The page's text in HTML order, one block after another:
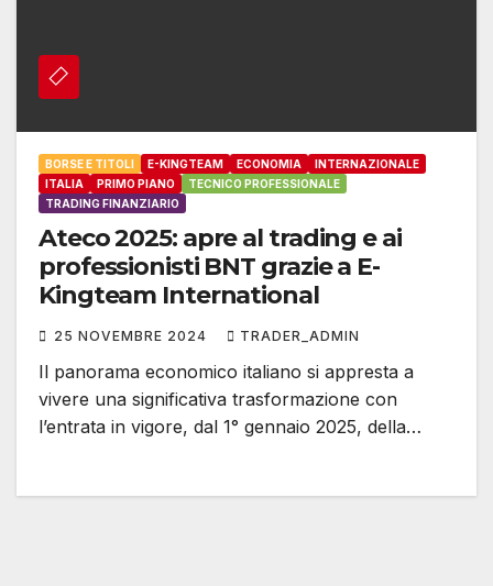
BORSE E TITOLI E-KINGTEAM ECONOMIA
INTERNAZIONALE
ITALIA
PRIMO PIANO
TECNICO PROFESSIONALE
TRADING FINANZIARIO
Ateco 2025: apre al trading e ai
professionisti BNT grazie a E-
Kingteam International
25 NOVEMBRE 2024 TRADER_ADMIN
Il panorama economico italiano si appresta a
vivere una significativa trasformazione con
l’entrata in vigore, dal 1° gennaio 2025, della…